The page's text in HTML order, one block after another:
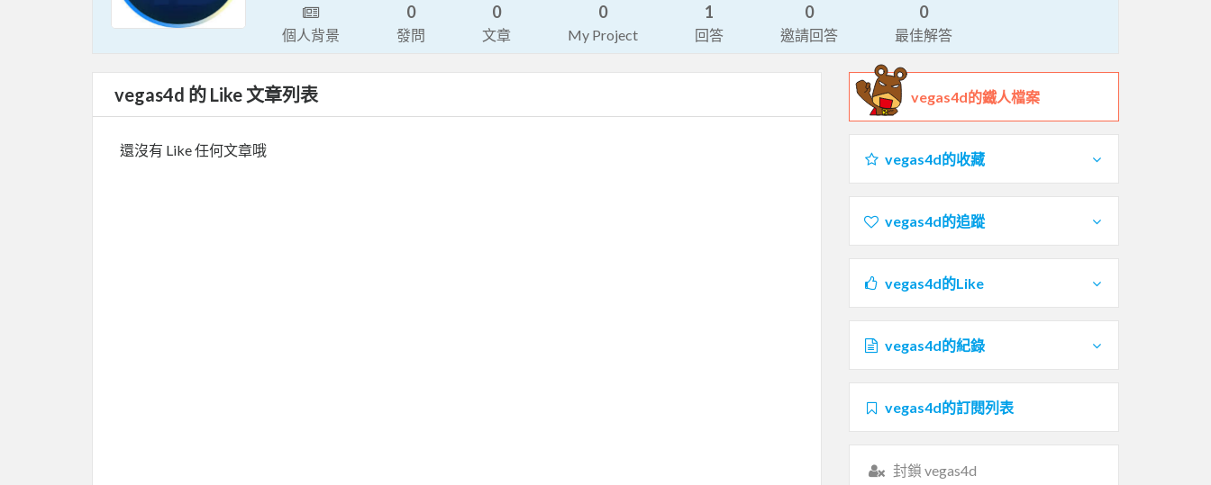
個人背景
0
發問
0
文章
0
My Project
1
回答
0
邀請回答
0
最佳解答
vegas4d 的 Like 文章列表
還沒有 Like 任何文章哦
vegas4d的鐵人檔案
vegas4d的收藏
vegas4d的追蹤
vegas4d的Like
vegas4d的紀錄
vegas4d的訂閱列表
封鎖 vegas4d